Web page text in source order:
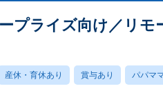
プライズ向け／リモ
産休・育休あり 賞与あり パパマ